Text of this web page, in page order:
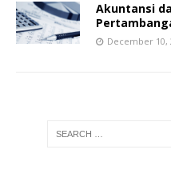
Akuntansi
December 10,